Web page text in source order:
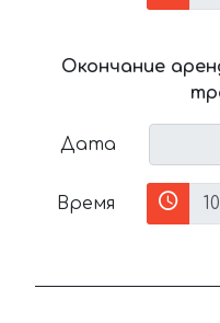
Окончание
Дата
Время